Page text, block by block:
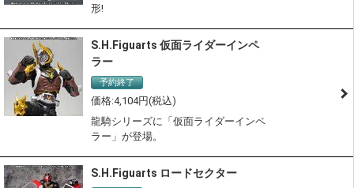
形!
S.H.Figuarts 仮面ライダーインペ
ラー
予約終了
4,104
龍騎シリーズに「仮面ライダーインペ
ラー」が登場。
S.H.Figuarts ロードセクター